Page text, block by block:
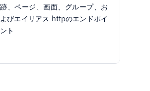
跡、ページ、画面、グループ、お
よびエイリアス httpのエンドポイ
ント